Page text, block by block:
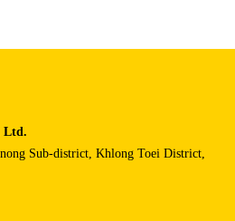
Ltd.
Sub-district, Khlong Toei District,